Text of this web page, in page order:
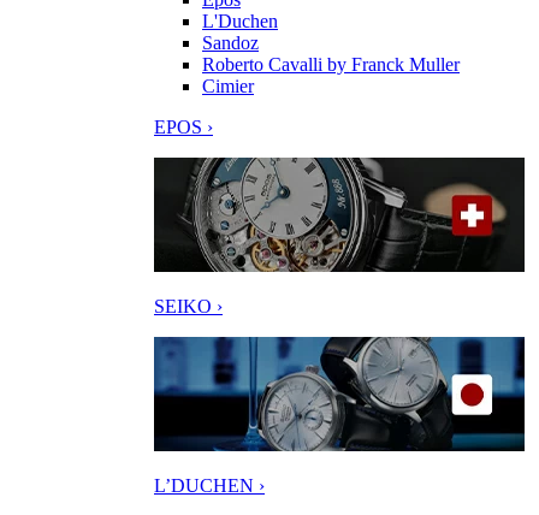
L'Duchen
Sandoz
Roberto Cavalli by Franck Muller
Cimier
EPOS ›
SEIKO ›
L’DUCHEN ›